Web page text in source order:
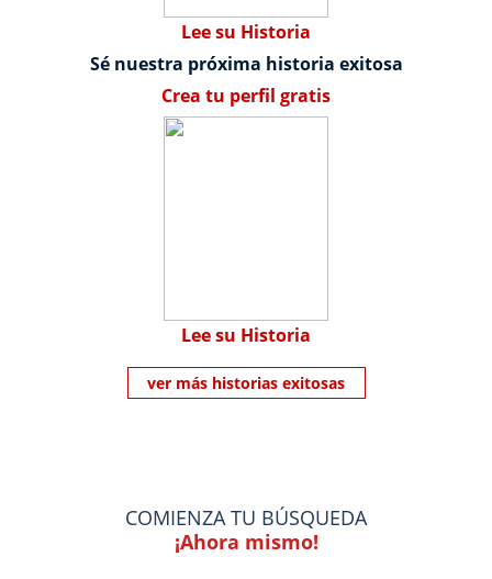
Lee su Historia
Sé nuestra próxima historia exitosa
Crea tu perfil gratis
Lee su Historia
ver más historias exitosas
COMIENZA TU BÚSQUEDA
¡Ahora mismo!